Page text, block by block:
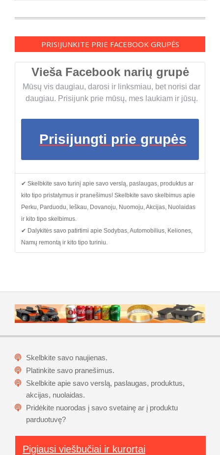
PRISIJUNKITE PRIE FACEBOOK GRUPĖS
Vieša Facebook narių grupė
Mūsų vis daugiau, darosi ir linksmiau, bet norisi dar
daugiau. Prisijunk prie mūsų, mes laukiam ir jūsų.
Prisijungti prie grupės
✔ Skelbkite savo turinį apie savo verslą, paslaugas, produktus ar
kito tipo pristatymus ir pranešimus! Skelbkite savo skelbimus apie
Perku, Parduodu, Ieškau, Dovanoju, Nuomoju, Akcijas, Nuolaidas
ir kito tipo skelbimus.
✔ Dalykitės savo patirtimi apie Sodybas, Automobilius, Keliones,
Namų remontą ir kito tipo turiniu.
Skelbkite savo naujienas.
Platinkite savo pranešimus.
Skelbkite apie savo verslą, paslaugas, produktus,
akcijas, nuolaidas.
Pridėkite nuorodas į savo svetainę ar į produktu
parduotuvę?
Pigiausi viešbučiai ir kurortai